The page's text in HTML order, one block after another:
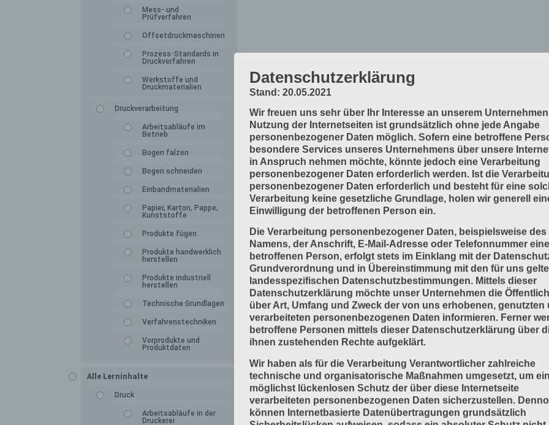
Mess- und
Prüfverfahren
Offsetdruckmaschinen
Prozess-Standards in
Druckverfahren
Werkstoffe und
Druckmaterialien
Druckverarbeitung
Arbeitsabläufe im
Betrieb
Bogen falzen
Bogen schneiden
Einbandmaterialien
Papier, Karton, Pappe,
Kunststoffe
Produkte fügen
Produkte handwerklich
herstellen
Produkte industriell
herstellen
Technische Grundlagen
Verfahrenstechniken
Vorprodukte und
Produktdaten
Alle Lerninhalte
Druck
Arbeitsabläufe in der
Druckerei
Datenschutzerklärung
Stand: 20.05.2021
Wir freuen uns sehr über Ihr Interesse an unserem
Nutzung der Internetseiten ist grundsätzlich ohne jede Angabe
personenbezogener Daten möglich. Sofern eine betroffene
besondere Services unseres Unternehmens über unsere
in Anspruch nehmen möchte, könnte jedoch eine Verarbeitung
personenbezogener Daten erforderlich werden. Ist die
personenbezogener Daten erforderlich und besteht für eine
Verarbeitung keine gesetzliche Grundlage, holen wir generell
Einwilligung der betroffenen Person ein.
Die Verarbeitung personenbezogener Daten, beispielsweise des
Namens, der Anschrift, E-Mail-Adresse oder Telefonnummer
betroffenen Person, erfolgt stets im Einklang mit der
Grundverordnung und in Übereinstimmung mit den für uns
landesspezifischen Datenschutzbestimmungen. Mittels dieser
Datenschutzerklärung möchte unser Unternehmen die
über Art, Umfang und Zweck der von uns erhobenen, genutzten
verarbeiteten personenbezogenen Daten informieren. Ferner
betroffene Personen mittels dieser Datenschutzerklärung über
ihnen zustehenden Rechte aufgeklärt.
Wir haben als für die Verarbeitung Verantwortlicher zahlreiche
technische und organisatorische Maßnahmen umgesetzt, um
möglichst lückenlosen Schutz der über diese Internetseite
verarbeiteten personenbezogenen Daten sicherzustellen.
können Internetbasierte Datenübertragungen grundsätzlich